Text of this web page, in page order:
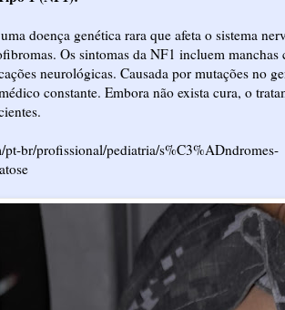
doença genética rara que afeta o sistema
Os sintomas da NF1 incluem
neurológicas. Causada por mutações no
constante. Embora não exista cura, o
pt-br/profissional/pediatria/s%C3%ADndromes-